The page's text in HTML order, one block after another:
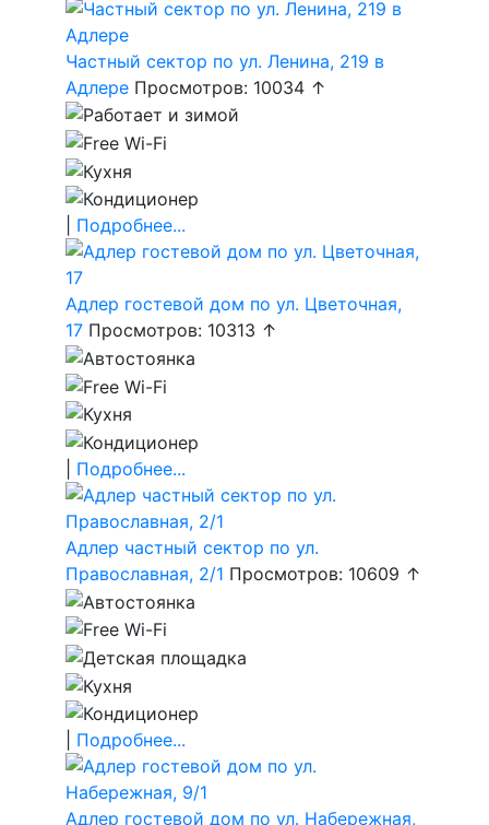
Частный сектор по ул. Ленина, 219 в
Адлере Просмотров: 10034 ↑
Подробнее...
Адлер гостевой дом по ул. Цветочная,
17 Просмотров: 10313 ↑
Подробнее...
Адлер частный сектор по ул.
Православная, 2/1 Просмотров: 10609 ↑
Подробнее...
Адлер гостевой дом по ул. Набережная,